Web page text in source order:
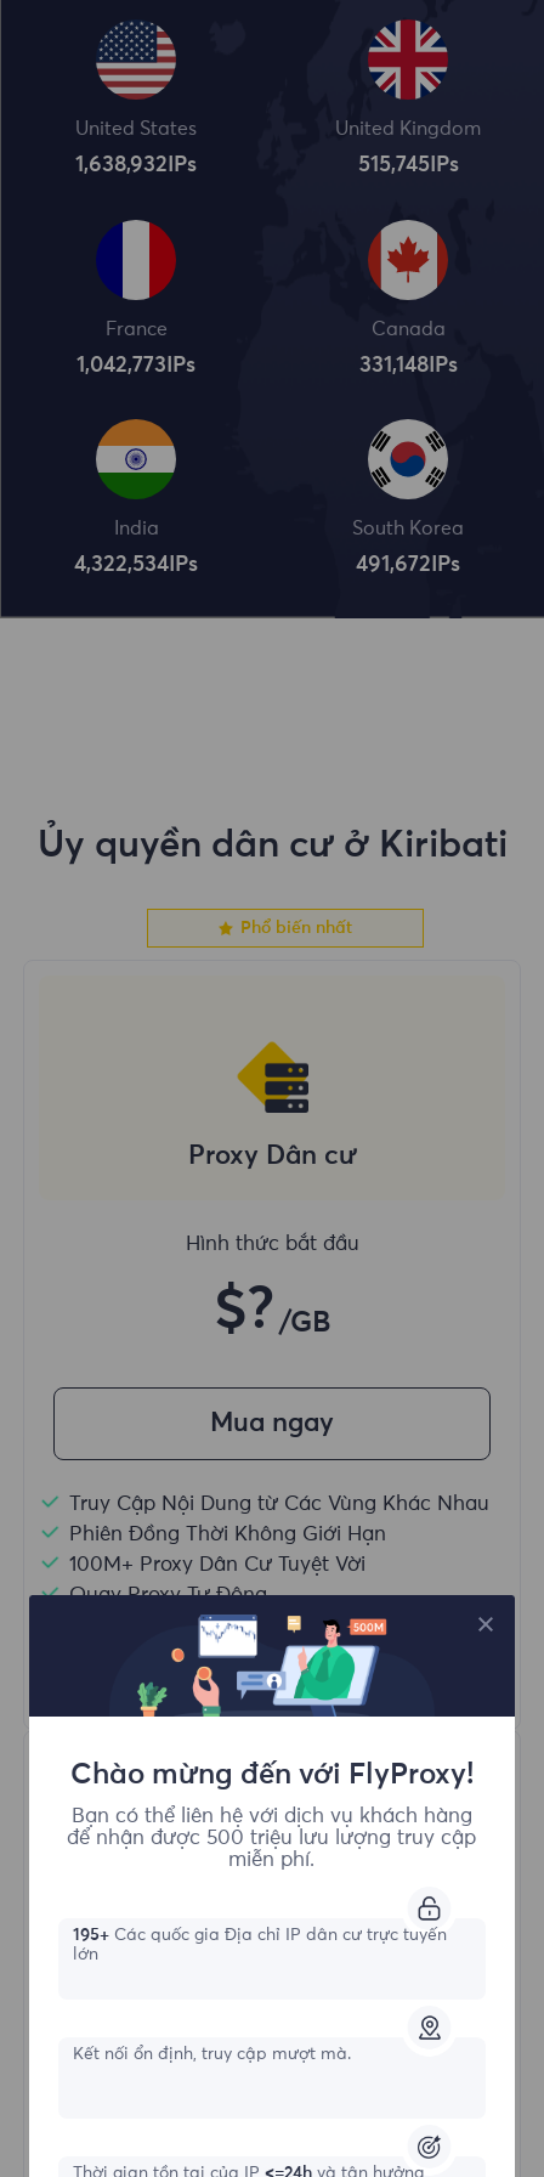
United States
1,638,932 IPs
United Kingdom
515,745IPs
France
1,042,773 IPs
Canada
331,148IPs
India
4,322,534 IPs
South Korea
491,672 IPs
Ủy quyền dân cư ở Kiribati
Phổ biến nhất
Proxy Dân cư
Hình thức bắt đầu
$? /GB
Mua ngay
Truy Cập Nội Dung từ Các Vùng Khác Nhau
Phiên Đồng Thời Không Giới Hạn
100M+ Proxy Dân Cư Tuyệt Vời
Quay Proxy Tự Động
HTTP(S)/SOCKS5
Tìm hiểu thêm
Proxy Dân cư Không giới hạn
$?
Chào mừng đến với FlyProxy!
Bạn có thể liên hệ với dịch vụ khách hàng
để nhận được 500 triệu lưu lượng truy cập
miễn phí.
195+Các quốc gia Địa chỉ IP dân cư trực tuyến
lớn
Kết nối ổn định, truy cập mượt mà.
Thời gian tồn tại của IP <=24h và tận hưởng